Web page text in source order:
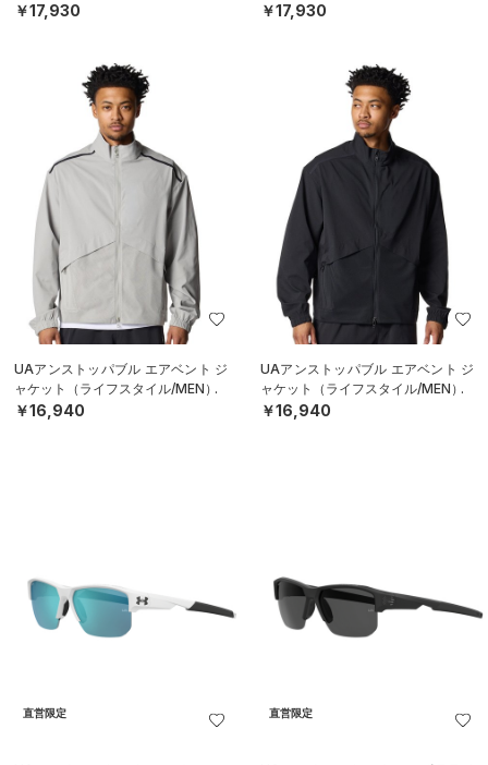
￥17,930 ￥17,930
UAアンストッパブル エアベント ジ
ャケット（ライフスタイル/MEN）
￥16,940
UAアンストッパブル エアベント ジ
ャケット（ライフスタイル/MEN）
￥16,940
直営限定 直営限定